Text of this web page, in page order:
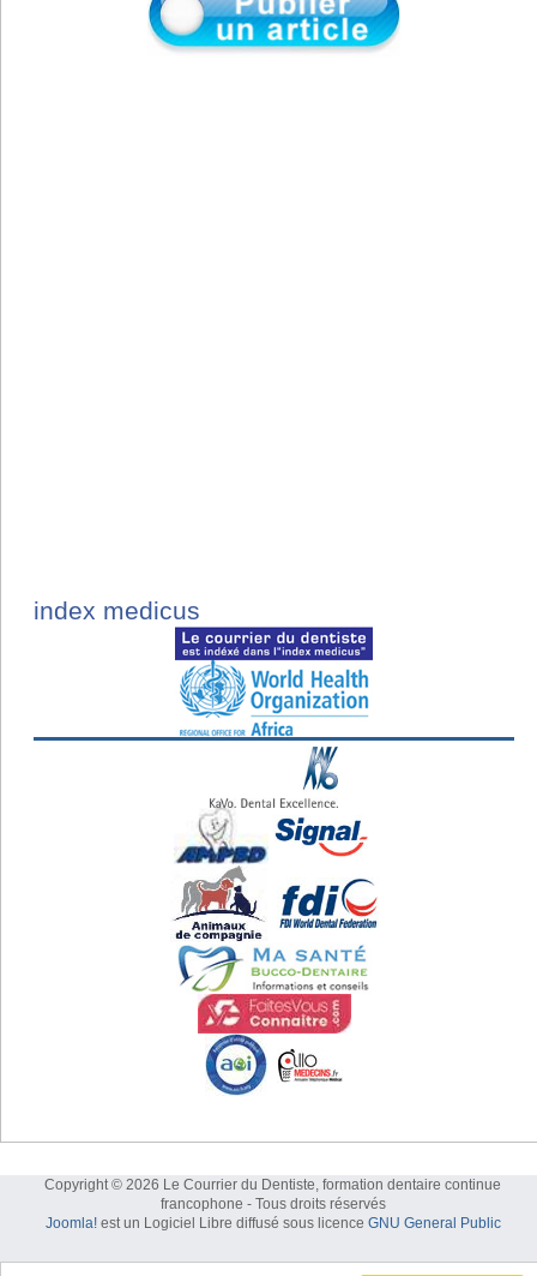
index medicus
Copyright © 2026 Le Courrier du Dentiste, formation dentaire continue
francophone - Tous droits réservés
Joomla!est un Logiciel Libre diffusé sous licence GNU General Public